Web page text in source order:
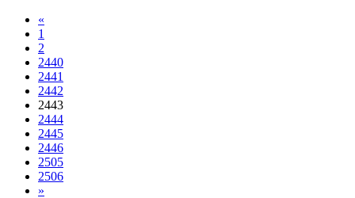
«
1
2
2440
2441
2442
2443
2444
2445
2446
2505
2506
»